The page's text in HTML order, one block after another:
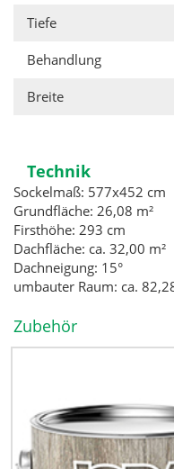
Tiefe
Behandlung
Breite
Technik
Sockelmaß: 577x452 cm
Grundfläche: 26,08 m²
Firsthöhe: 293 cm
Dachfläche: ca. 32,00 m²
Dachneigung: 15°
umbauter Raum: ca.
Zubehör